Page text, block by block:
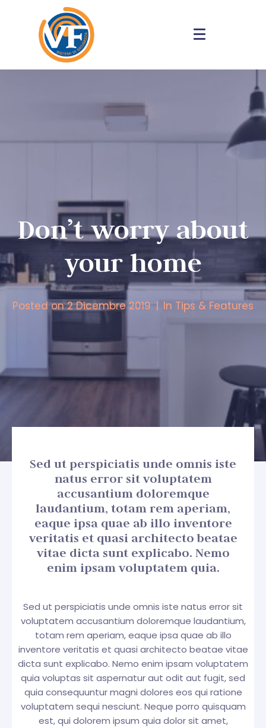
Don’t worry about
your home
Posted on2 Dicembre 2019 In Tips & Features
Sed ut perspiciatis unde omnis iste
natus error sit voluptatem
accusantium doloremque
laudantium, totam rem aperiam,
eaque ipsa quae ab illo inventore
veritatis et quasi architecto beatae
vitae dicta sunt explicabo. Nemo
enim ipsam voluptatem quia.
Sed ut perspiciatis unde omnis iste natus error sit
voluptatem accusantium doloremque laudantium,
totam rem aperiam, eaque ipsa quae ab illo
inventore veritatis et quasi architecto beatae vitae
dicta sunt explicabo. Nemo enim ipsam voluptatem
quia voluptas sit aspernatur aut odit aut fugit, sed
quia consequuntur magni dolores eos qui ratione
voluptatem sequi nesciunt. Neque porro quisquam
est, qui dolorem ipsum quia dolor sit amet,